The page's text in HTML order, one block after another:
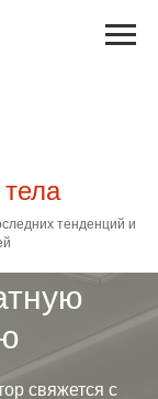
тенденций и
свяжется с